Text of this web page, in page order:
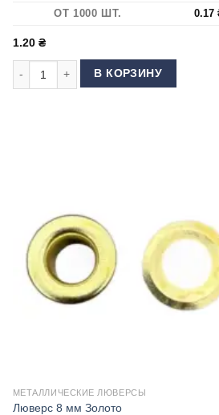
никель
ОТ 1000 ШТ.
0.17
1.20 ₴
Количество товара Люверс Блочка 4
В КОРЗИНУ
МЕТАЛЛИЧЕСКИЕ ЛЮВЕРСЫ
Люверс 8 мм Золото